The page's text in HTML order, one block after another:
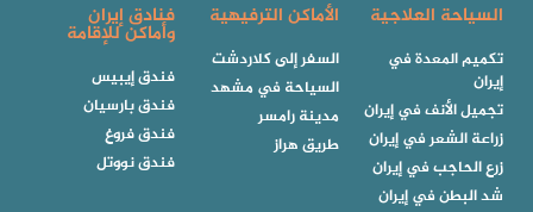
السياحة العلاجية
تكميم المعدة في
إيران
تجميل الأنف في إيران
زراعة الشعر في إيران
زرع الحاجب في إيران
شد البطن في إيران
الأماكن الترفيهية
السفر إلى كلاردشت
السياحة في مشهد
مدينة رامسر
طريق هراز
فنادق إيران
وأماكن للإقامة
فندق إيبيس
فندق بارسيان
فندق فروغ
فندق نووتل